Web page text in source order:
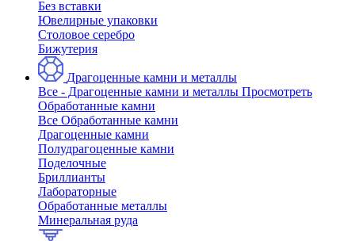
Без вставки
Ювелирные упаковки
Столовое серебро
Бижутерия
Драгоценные камни и металлы
Все - Драгоценные камни и металлы Просмотреть
Обработанные камни
Все Обработанные камни
Драгоценные камни
Полудрагоценные камни
Поделочные
Бриллианты
Лабораторные
Обработанные металлы
Минеральная руда